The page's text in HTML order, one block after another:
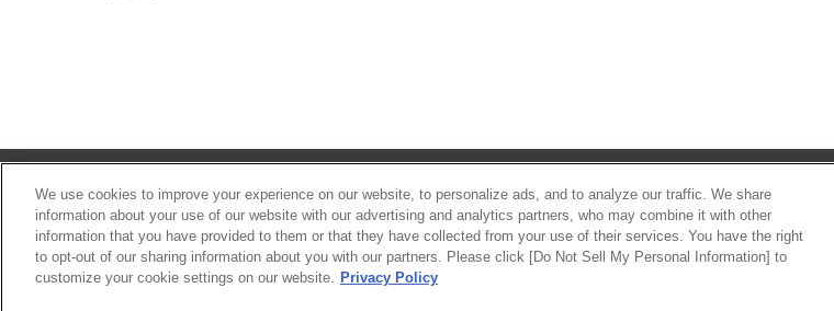
サイトマップ ご利用条件 プライバシーポリシー
We use cookies to improve your experience on our website, to personalize ads, and to analyze our traffic. We share
information about your use of our website with our advertising and analytics partners, who may combine it with other
information that you have provided to them or that they have collected from your use of their services. You have the right
to opt-out of our sharing information about you with our partners. Please click [Do Not Sell My Personal Information] to
customize your cookie settings on our website. Privacy Policy